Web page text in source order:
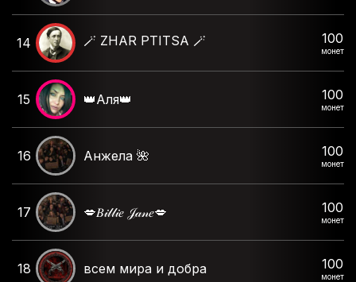
14 🪄 ZHAR PTITSA 🪄 100
монет
15 👑Аля👑 100
монет
16 Анжела 🌺 100
монет
17 💋𝐵𝒾𝓁𝓁𝒾𝑒 𝒥𝒶𝓃𝑒💋 100
монет
18 всем мира и добра 100
монет